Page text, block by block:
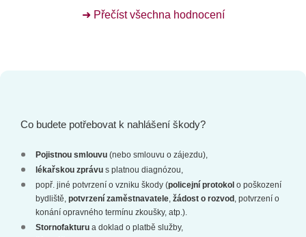
➜ Přečíst všechna hodnocení
Co budete potřebovat k nahlášení škody?
Pojistnou smlouvu (nebo smlouvu o zájezdu),
ékařskou zprávu s platnou diagnózou,
popř. jiné potvrzení o vzniku škody (policejní protokol o poškození
bydliště, potvrzení zaměstnavatele, žádost o rozvod , potvrzení o
konání opravného termínu zkoušky, atp.).
Stornofakturu a doklad o platbě služby,